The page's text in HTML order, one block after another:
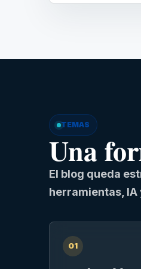
TEMAS
Una
El blog queda
herramientas,
01